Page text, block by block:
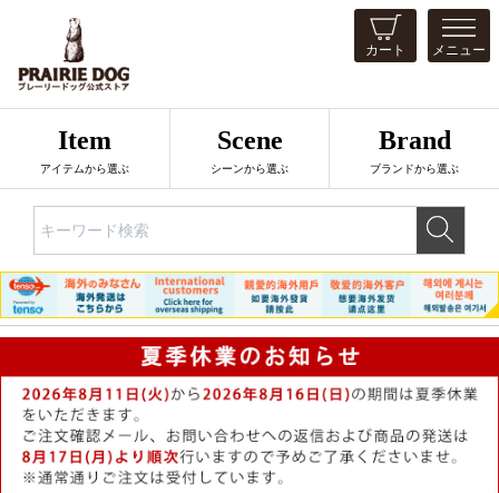
カート メニュー
Item
アイテムから選ぶ
Scene
シーンから選ぶ
Brand
ブランドから選ぶ